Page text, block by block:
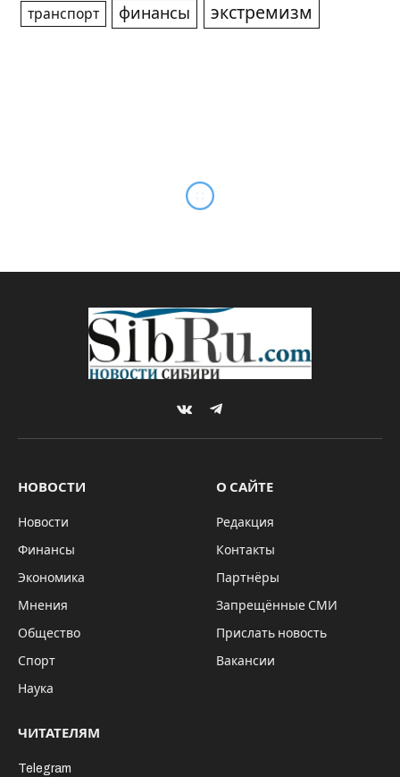
транспорт финансы экстремизм
VKontakteTelegram
НОВОСТИ
Новости
Финансы
Экономика
Мнения
Общество
Спорт
Наука
О САЙТЕ
Редакция
Контакты
Партнёры
Запрещённые СМИ
Прислать новость
Вакансии
ЧИТАТЕЛЯМ
Telegram